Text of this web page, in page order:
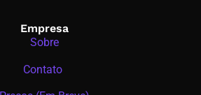
Empresa
Sobre
Contato